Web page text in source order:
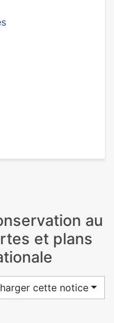
au
et plans
cette notice